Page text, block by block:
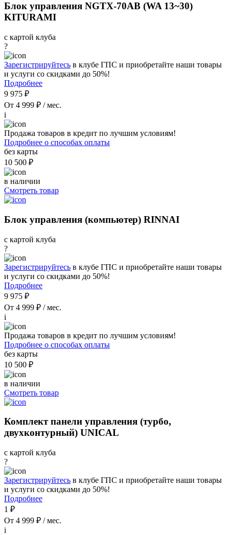
Блок управления NGTX-70AB (WA 13~30)
KITURAMI
с картой клуба
?
Зарегистрируйтесь в клубе ГПС и приобретайте наши товары
и услуги со скидками до 50%!
Подробнее
9 975 ₽
От 4 999 ₽ / мес.
i
Продажа товаров в кредит по лучшим условиям!
Подробнее о способах оплаты
без карты
10 500 ₽
в наличии
Смотреть товар
Блок управления (компьютер) RINNAI
с картой клуба
?
Зарегистрируйтесь в клубе ГПС и приобретайте наши товары
и услуги со скидками до 50%!
Подробнее
9 975 ₽
От 4 999 ₽ / мес.
i
Продажа товаров в кредит по лучшим условиям!
Подробнее о способах оплаты
без карты
10 500 ₽
в наличии
Смотреть товар
Комплект панели управления (турбо,
двухконтурный) UNICAL
с картой клуба
?
Зарегистрируйтесь в клубе ГПС и приобретайте наши товары
и услуги со скидками до 50%!
Подробнее
1 ₽
От 4 999 ₽ / мес.
i